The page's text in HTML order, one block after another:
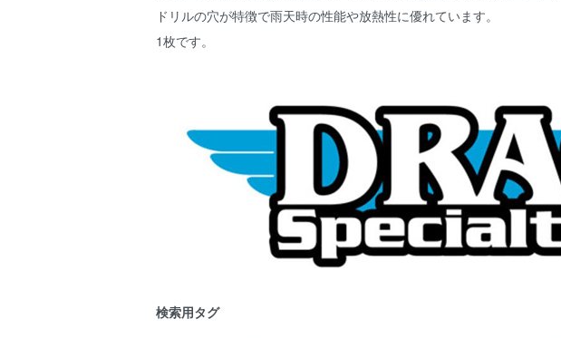
ドリルの穴が特徴で雨天時の性能や放熱性に優れています。
1枚です。
検索用タグ